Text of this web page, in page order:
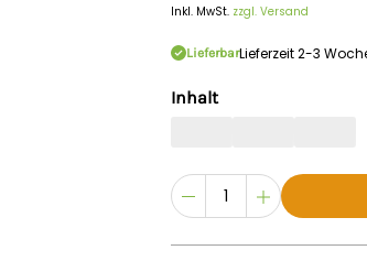
Inkl. MwSt. zzgl. Versand
LieferbarLieferzeit 2-3
Inhalt